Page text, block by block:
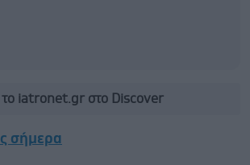
το iatronet.gr στο Discover
σήμερα